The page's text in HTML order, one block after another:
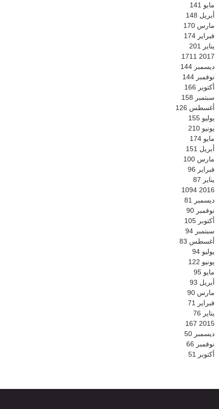
مايو 141
أبريل 148
مارس 170
فبراير 174
يناير
201
2017
1711
ديسمبر 144
نوفمبر 144
أكتوبر 166
سبتمبر 158
أغسطس 126
يوليو 155
يونيو 210
مايو 174
أبريل 151
مارس 100
فبراير 96
يناير 87
2016
1094
ديسمبر
81
نوفمبر 90
أكتوبر 105
سبتمبر 94
أغسطس 83
يوليو 94
يونيو 122
مايو 95
أبريل 93
مارس 90
فبراير
71
يناير 76
2015
167
ديسمبر 50
نوفمبر 66
أكتوبر
51